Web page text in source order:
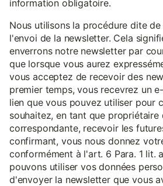
information obligatoire.
Nous utilisons la procédure dite
l'envoi de la newsletter. Cela
enverrons notre newsletter par
que lorsque vous aurez
vous acceptez de recevoir des
premier temps, vous recevrez un
lien que vous pouvez utiliser pour
souhaitez, en tant que propriétaire
correspondante, recevoir les
confirmant, vous nous donnez
conformément à l'art. 6 Para. 1 lit.
pouvons utiliser vos données
d'envoyer la newsletter que vous